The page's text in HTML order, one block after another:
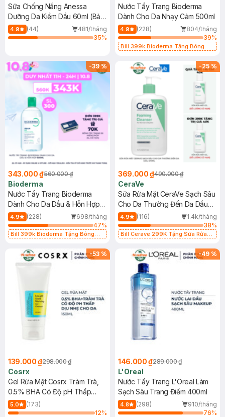
Sữa Chống Nắng Anessa
Dưỡng Da Kiềm Dầu 60ml (Bản
Mới)
4.9 (44)
481/tháng
35%
Nước Tẩy Trang Bioderma
Dành Cho Da Nhạy Cảm 500ml
4.9 (228)
804/tháng
39%
Bill 399k Bioderma Tặng Bông
-39%
343.000 ₫560.000 ₫
Bioderma
Nước Tẩy Trang Bioderma
Dành Cho Da Dầu & Hỗn Hợp
500ml
4.9 (228)
698/tháng
47%
Bill 399k Bioderma Tặng Bông
-25 %
369.000 ₫490.000 ₫
CeraVe
Sữa Rửa Mặt CeraVe Sạch Sâu
Cho Da Thường Đến Da Dầu
473ml
4.9 (116)
1.4k/tháng
38%
Bill Cerave 299K Tặng Sữa Rửa
-53 %
139.000 ₫298.000 ₫
Cosrx
Gel Rửa Mặt Cosrx Tràm Trà,
0.5% BHA Có Độ pH Thấp
150ml
5.0
(173)
12%
-49 %
146.000 ₫289.000 ₫
L'Oreal
Nước Tẩy Trang L'Oreal Làm
Sạch Sâu Trang Điểm 400ml
4.8 (298)
910/tháng
76%